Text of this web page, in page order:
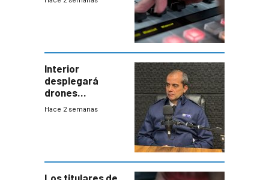
Interior
desplegará
drones
autónomos para
Hace 2 semanas